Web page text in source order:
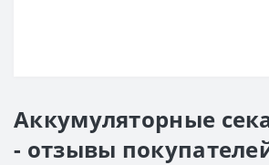
Аккумуляторные
- отзывы